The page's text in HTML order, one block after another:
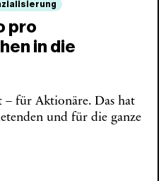
pro
in die
– für Aktionäre. Das hat
und für die ganze